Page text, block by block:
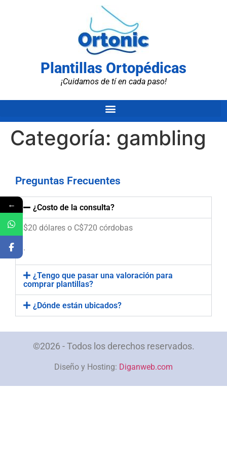
Plantillas Ortopédicas
¡Cuidamos de tí en cada paso!
Categoría: gambling
Preguntas Frecuentes
¿Costo de la consulta?
$20 dólares o C$720 córdobas
.
¿Tengo que pasar una valoración para
comprar plantillas?
¿Dónde están ubicados?
©2026 - Todos los derechos reservados.
Diseño y Hosting: Diganweb.com
←